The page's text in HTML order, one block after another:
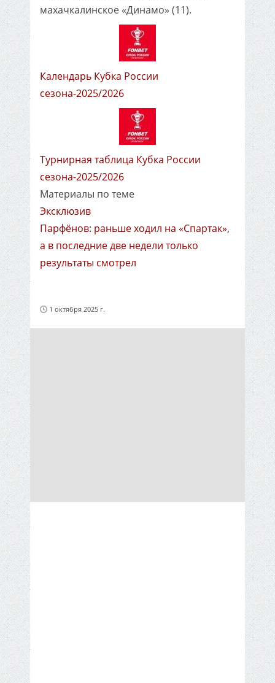
махачкалинское «Динамо» (11).
Календарь Кубка России
сезона-2025/2026
Турнирная таблица Кубка России
сезона-2025/2026
Материалы по теме
Эксклюзив
Парфёнов: раньше ходил на «Спартак»,
а в последние две недели только
результаты смотрел
1 октября 2025 г.